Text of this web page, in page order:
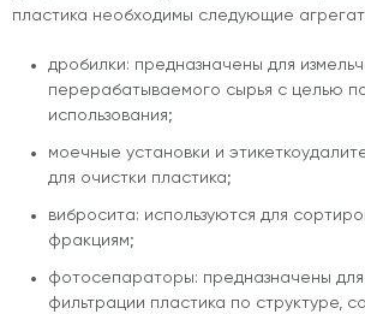
пластика необходимы следующие
дробилки: предназначены для
перерабатываемого сырья с целью
использования;
моечные установки и
для очистки пластика;
вибросита: используются для
фракциям;
фотосепараторы: предназначены для
фильтрации пластика по структуре,